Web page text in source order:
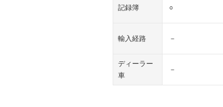
記録簿 ○
輸入経路 －
ディーラー
車
－